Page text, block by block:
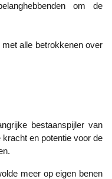
om de
alle betrokkenen over
en potentie voor de